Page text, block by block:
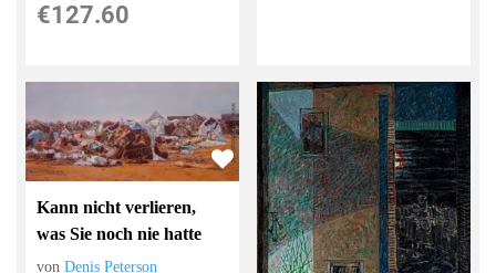
€127.60
Kann nicht verlieren,
was Sie noch nie hatte
vonDenis Peterson